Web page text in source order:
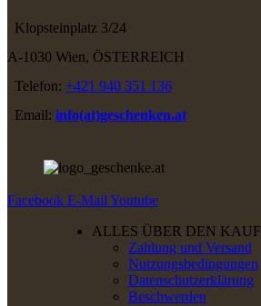
Klopsteinplatz 3/24
A-1030 Wien, ÖSTERREICH
Telefon: +421 940 351 136
Email: info(at)geschenken.at
Facebook E-Mail Youtube
ALLES ÜBER DEN KAUF
Zahlung und Versand
Nutzungsbedingungen
Datenschutzerklärung
Beschwerden